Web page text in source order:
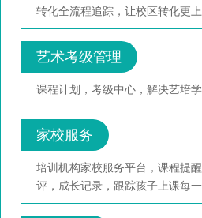
转化全流程追踪，让校区转化更
艺术考级管理
课程计划，考级中心，解决艺培
家校服务
培训机构家校服务平台，课程提
评，成长记录，跟踪孩子上课每